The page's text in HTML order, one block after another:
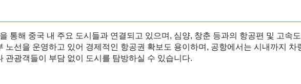
통해 중국 내 주요 도시들과 연결되고 있으며, 심양, 창춘 등과의 항공편 및 고속
노선을 운영하고 있어 경제적인 항공권 확보도 용이하며, 공항에서는 시내까지 차
관광객들이 부담 없이 도시를 탐방하실 수 있습니다.